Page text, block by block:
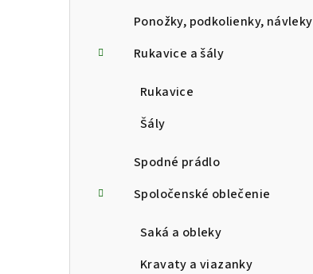
Ponožky, podkolienky, návleky
Rukavice a šály
Rukavice
Šály
Spodné prádlo
Spoločenské oblečenie
Saká a obleky
Kravaty a viazanky